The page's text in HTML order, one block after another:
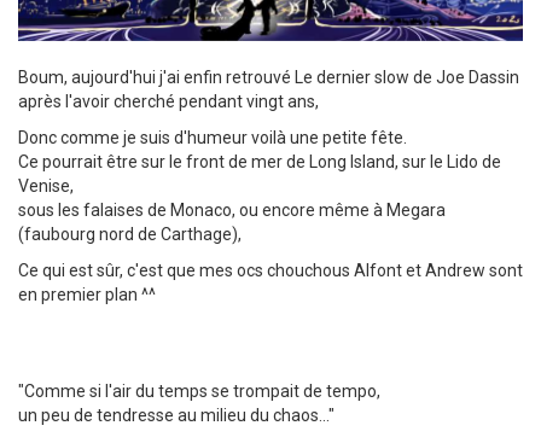
Boum, aujourd'hui j'ai enfin retrouvé Le dernier slow de Joe Dassin
après l'avoir cherché pendant vingt ans,
Donc comme je suis d'humeur voilà une petite fête.
Ce pourrait être sur le front de mer de Long Island, sur le Lido de
Venise,
sous les falaises de Monaco, ou encore même à Megara
(faubourg nord de Carthage),
Ce qui est sûr, c'est que mes ocs chouchous Alfont et Andrew sont
en premier plan ^^
"Comme si l'air du temps se trompait de tempo,
un peu de tendresse au milieu du chaos..."